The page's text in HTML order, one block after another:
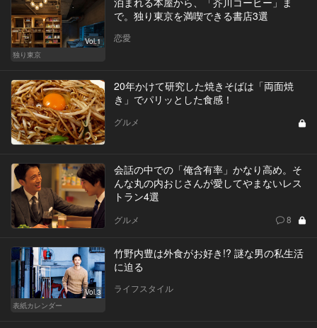
Vol.1
独り東京
で。独り東京を満喫できる書店3選
恋愛
20年かけて研究した焼きそばは「両面焼
き」でパリッとした食感！
グルメ
会話の中での「俺含有率」かなり高め。そ
んな丸の内おじさんが愛してやまないレス
トラン4選
グルメ 8
Vol.3
表紙カレンダー
竹野内豊は外食がお好き!? 謎な男の私生活
に迫る
ライフスタイル